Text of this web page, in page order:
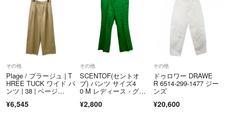
※キャンセルについて
ご購入後のお客様のご都合によるキャンセルは、システム上承れませんの
でよくご確認のうえご購入ください。
※商品仕様について
現物の写真を追加でアップする等、記載以上の商品情報のご質問を頂きま
しても対応できかねます。
メーカー希望小売価格は、楽天市場「商品価格ナビ」に登録されている価
格に準じています。
その他
Plage / プラージュ | T
HREE TUCK ワイド パ
ンツ | 38 | ベージ
¥6,545
その他
SCENTOF(セントオ
ブ) パンツ サイズ4
0 M レディース - グリ
¥2,800
その他
ドゥロワー DRAWE
R 6514-299-1477 ジー
ンズ
¥20,600